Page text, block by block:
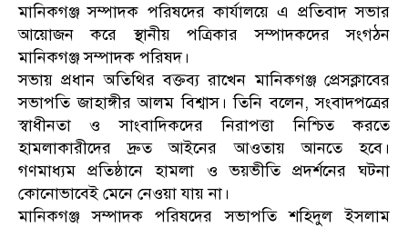
মানিকগঞ্জ সম্পাদক পরিষদের কার্যালয়ে এ প্রতিবাদ সভার
আয়োজন করে স্থানীয় পত্রিকার সম্পাদকদের সংগঠন
মানিকগঞ্জ সম্পাদক পরিষদ।
সভায় প্রধান অতিথির বক্তব্য রাখেন মানিকগঞ্জ প্রেসক্লাবের
সভাপতি জাহাঙ্গীর আলম বিশ্বাস। তিনি বলেন, সংবাদপত্রের
স্বাধীনতা ও সাংবাদিকদের নিরাপত্তা নিশ্চিত করতে
হামলাকারীদের দ্রুত আইনের আওতায় আনতে হবে।
গণমাধ্যম প্রতিষ্ঠানে হামলা ও ভয়ভীতি প্রদর্শনের ঘটনা
কোনোভাবেই মেনে নেওয়া যায় না।
মানিকগঞ্জ সম্পাদক পরিষদের সভাপতি শহিদুল ইসলাম